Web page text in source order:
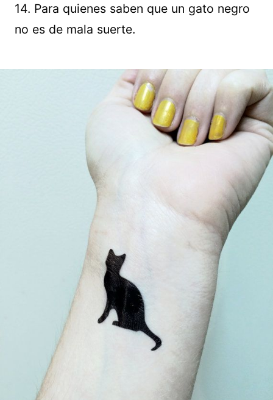
14. Para quienes saben que un gato negro
no es de mala suerte.